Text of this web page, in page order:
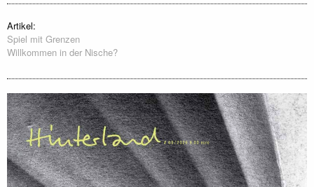
Artikel:
Spiel mit Grenzen
Willkommen in der Nische?